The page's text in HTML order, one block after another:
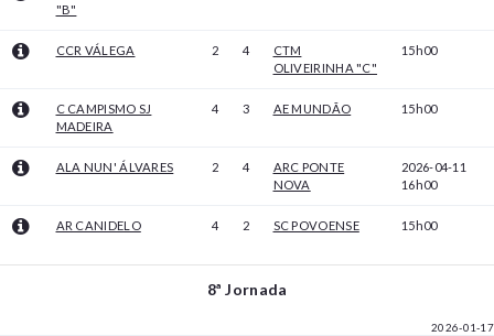
"B"
CCR VÁLEGA 2 4
CTM
OLIVEIRINHA "C"
15h00
C CAMPISMO SJ
MADEIRA
4 3 AE MUNDÃO 15h00
ALA NUN' ÁLVARES 2 4
ARC PONTE
NOVA
2026-04-11
16h00
AR CANIDELO 4 2 SC POVOENSE 15h00
8ª Jornada
2026-01-17